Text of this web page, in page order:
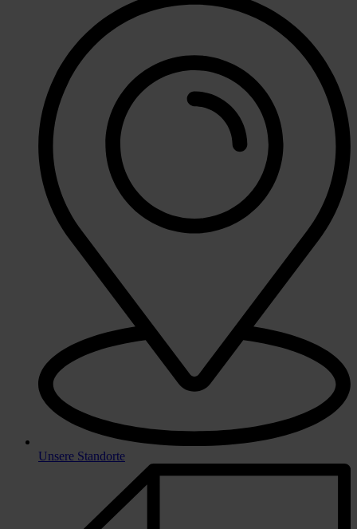
Unsere Standorte